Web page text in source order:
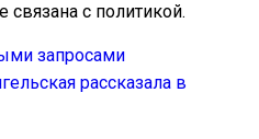
с политикой.
запросами
рассказала в